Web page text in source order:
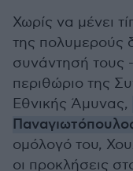
Χωρίς να μένει
της πολυμερούς
συνάντησή τους
περιθώριο της
Εθνικής Άμυνας,
ομόλογό του,
οι προκλήσεις